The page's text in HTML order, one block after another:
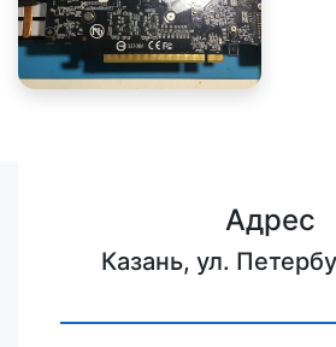
Адрес
Казань, ул.